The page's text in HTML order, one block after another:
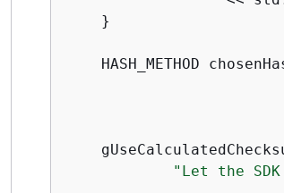
    }
HASH_METHOD
"Let the